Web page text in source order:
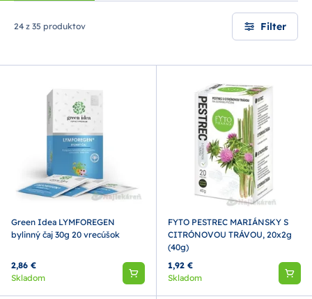
24 z 35 produktov Filter
Green Idea LYMFOREGEN
bylinný čaj 30g 20 vrecúšok
2,86 €
Skladom
FYTO PESTREC MARIÁNSKY S
CITRÓNOVOU TRÁVOU, 20x2g
(40g)
1,92 €
Skladom